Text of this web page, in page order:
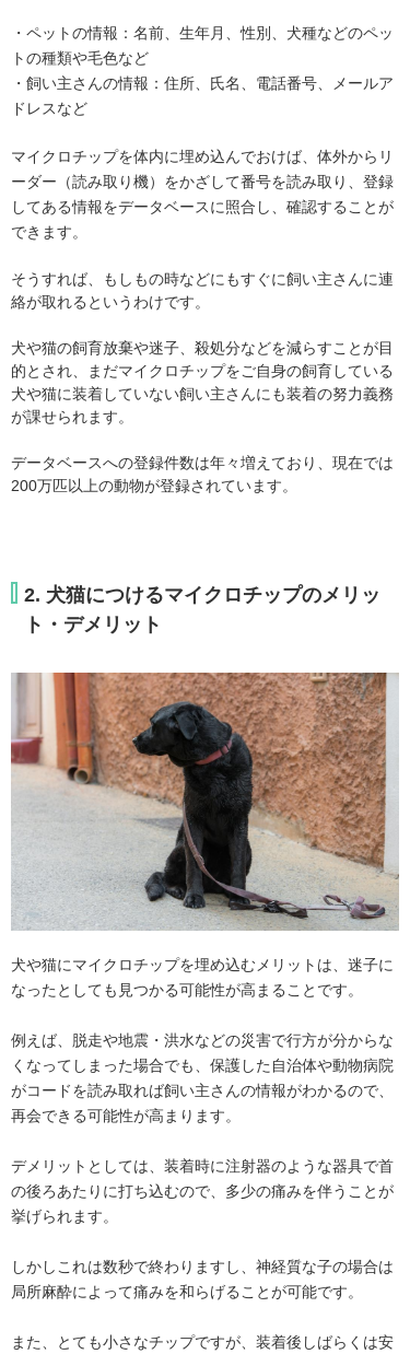
・ペットの情報：名前、生年月、性別、犬種などのペッ
トの種類や毛色など
・飼い主さんの情報：住所、氏名、電話番号、メールア
ドレスなど
マイクロチップを体内に埋め込んでおけば、体外からリ
ーダー（読み取り機）をかざして番号を読み取り、登録
してある情報をデータベースに照合し、確認することが
できます。
そうすれば、もしもの時などにもすぐに飼い主さんに連
絡が取れるというわけです。
犬や猫の飼育放棄や迷子、殺処分などを減らすことが目
的とされ、まだマイクロチップをご自身の飼育している
犬や猫に装着していない飼い主さんにも装着の努力義務
が課せられます。
データベースへの登録件数は年々増えており、現在では
200万匹以上の動物が登録されています。
2. 犬猫につけるマイクロチップのメリッ
ト・デメリット
犬や猫にマイクロチップを埋め込むメリットは、迷子に
なったとしても見つかる可能性が高まることです。
例えば、脱走や地震・洪水などの災害で行方が分からな
くなってしまった場合でも、保護した自治体や動物病院
がコードを読み取れば飼い主さんの情報がわかるので、
再会できる可能性が高まります。
デメリットとしては、装着時に注射器のような器具で首
の後ろあたりに打ち込むので、多少の痛みを伴うことが
挙げられます。
しかしこれは数秒で終わりますし、神経質な子の場合は
局所麻酔によって痛みを和らげることが可能です。
また、とても小さなチップですが、装着後しばらくは安